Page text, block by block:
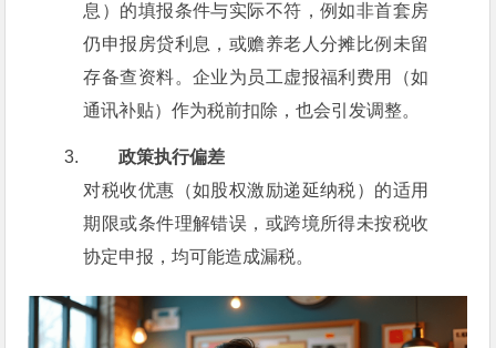
息）的填报条件与实际不符，例如非首套房
仍申报房贷利息，或赡养老人分摊比例未留
存备查资料。企业为员工虚报福利费用（如
通讯补贴）作为税前扣除，也会引发调整。
政策执行偏差
对税收优惠（如股权激励递延纳税）的适用
期限或条件理解错误，或跨境所得未按税收
协定申报，均可能造成漏税。